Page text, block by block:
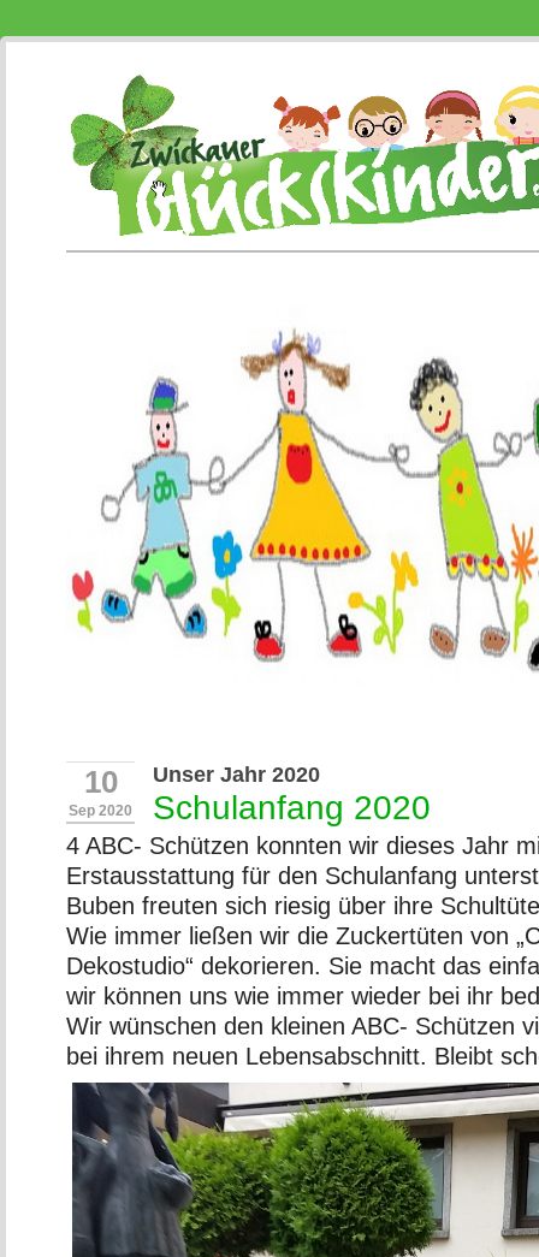
10
Sep 2020
Unser Jahr 2020
Schulanfang 2020
4 ABC- Schützen konnten wir dieses Jahr
Erstausstattung für den Schulanfang
Buben freuten sich riesig über ihre
Wie immer ließen wir die Zuckertüten von
Dekostudio“ dekorieren. Sie macht das
wir können uns wie immer wieder bei ihr
Wir wünschen den kleinen ABC- Schützen
bei ihrem neuen Lebensabschnitt. Bleibt